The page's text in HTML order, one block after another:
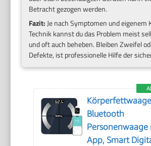
Betracht gezogen werden.
Fazit:Je nach Symptomen und
Technik kannst du das Problem meist
und oft auch beheben. Bleiben Zweifel
Defekte, ist professionelle Hilfe der
Bluetooth
Personenwaage
App, Smart